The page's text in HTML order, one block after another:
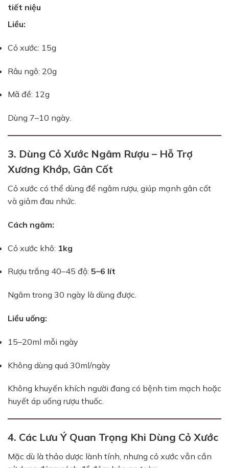
tiết niệu
Liều:
Cỏ xước: 15g
Râu ngô: 20g
Mã đề: 12g
Dùng 7–10 ngày.
3. Dùng Cỏ Xước Ngâm Rượu – Hỗ Trợ
Xương Khớp, Gân Cốt
Cỏ xước có thể dùng để ngâm rượu, giúp mạnh gân cốt
và giảm đau nhức.
Cách ngâm:
Cỏ xước khô: 1kg
Rượu trắng 40–45 độ: 5–6 lít
Ngâm trong 30 ngày là dùng được.
Liều uống:
15–20ml mỗi ngày
Không dùng quá 30ml/ngày
Không khuyến khích người đang có bệnh tim mạch hoặc
huyết áp uống rượu thuốc.
4. Các Lưu Ý Quan Trọng Khi Dùng Cỏ Xước
Mặc dù là thảo dược lành tính, nhưng cỏ xước vẫn cần